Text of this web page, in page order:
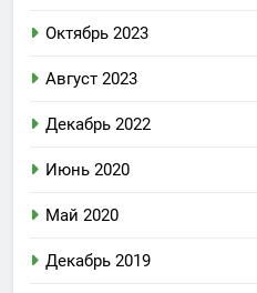
Октябрь 2023
Август 2023
Декабрь 2022
Июнь 2020
Май 2020
Декабрь 2019